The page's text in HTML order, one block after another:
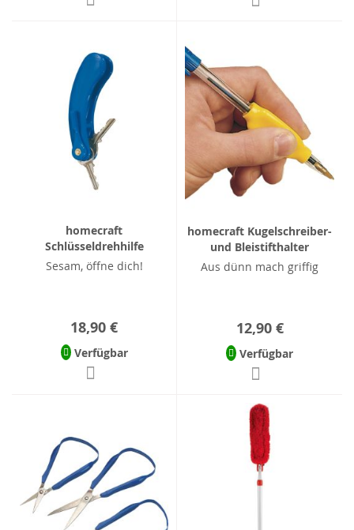
homecraft
Schlüsseldrehhilfe
Sesam, öffne dich!
18,90 €
Verfügbar
homecraft Kugelschreiber-
und Bleistifthalter
Aus dünn mach griffig
12,90 €
Verfügbar